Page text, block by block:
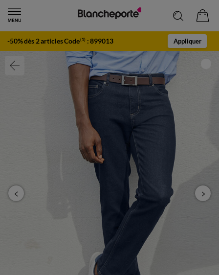
-50% dès 2 articles Code(1) :899013 Appliquer